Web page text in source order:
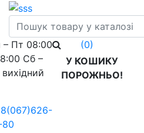
– Пт 08:00
Сб –
80
(0)
У КОШИКУ
ПОРОЖНЬО!